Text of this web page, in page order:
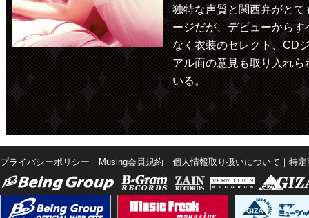
独特な声質と関西弁がと
ージだが、デビューから
なく衣装のセレクト、CD
アル面の意見も取り入れ
いる。
プライバシーポリシー ｜ Musing会員規約 ｜ 個人情報取り扱いについて ｜ 特定